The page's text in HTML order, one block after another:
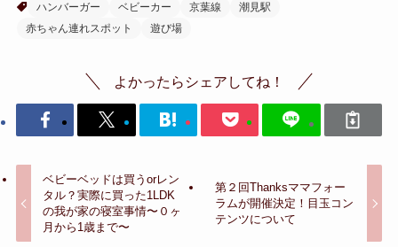
ハンバーガー
ベビーカー 京葉線
潮見駅
赤ちゃん連れスポット
遊び場
よかったらシェアしてね！
ベビーベッドは買うorレン
タル？実際に買った1LDK
の我が家の寝室事情〜０ヶ
月から1歳まで〜
第２回Thanksママフォー
ラムが開催決定！目玉コン
テンツについて